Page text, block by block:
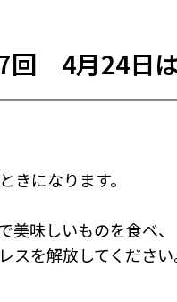
回 4月24日
きになります。
美味しいものを食べ
スを解放してください